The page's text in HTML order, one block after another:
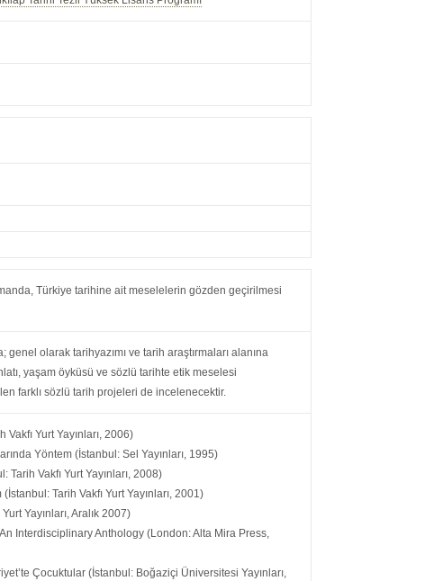
Türkiye tarihine ait meselelerin gözden geçirilmesi
olarak tarihyazımı ve tarih araştırmaları alanına
yaşam öyküsü ve sözlü tarihte etik meselesi
farklı sözlü tarih projeleri de incelenecektir.
Yurt Yayınları, 2006)
Yöntem (İstanbul: Sel Yayınları, 1995)
Vakfı Yurt Yayınları, 2008)
Tarih Vakfı Yurt Yayınları, 2001)
Yayınları, Aralık 2007)
Interdisciplinary Anthology (London: Alta Mira Press,
Çocuktular (İstanbul: Boğaziçi Üniversitesi Yayınları,